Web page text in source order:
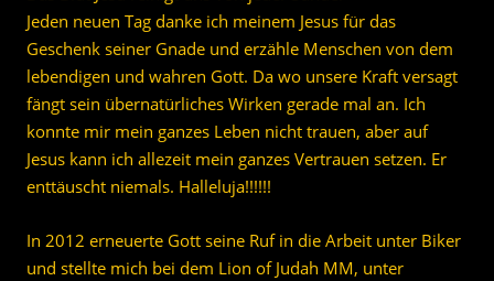
Jeden neuen Tag danke ich meinem Jesus für das
Geschenk seiner Gnade und erzähle Menschen von dem
lebendigen und wahren Gott. Da wo unsere Kraft versagt
fängt sein übernatürliches Wirken gerade mal an. Ich
konnte mir mein ganzes Leben nicht trauen, aber auf
Jesus kann ich allezeit mein ganzes Vertrauen setzen. Er
enttäuscht niemals. Halleluja!!!!!!
In 2012 erneuerte Gott seine Ruf in die Arbeit unter Biker
und stellte mich bei dem Lion of Judah MM, unter